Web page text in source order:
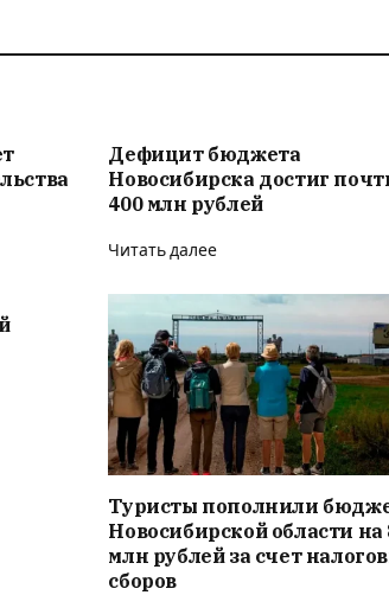
Дефицит бюджета
Новосибирска достиг
400 млн рублей
Читать далее
Туристы пополнили
Новосибирской области на
млн рублей за счет
сборов